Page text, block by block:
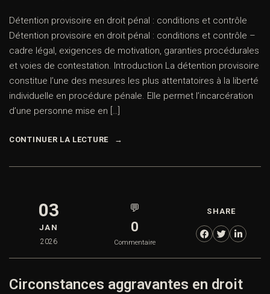
Détention provisoire en droit pénal : conditions et contrôle
Détention provisoire en droit pénal : conditions et contrôle –
cadre légal, exigences de motivation, garanties procédurales
et voies de contestation. Introduction La détention provisoire
constitue l’une des mesures les plus attentatoires à la liberté
individuelle en procédure pénale. Elle permet l’incarcération
d’une personne mise en […]
CONTINUER LA LECTURE
03
JAN
2026
💬
0
Commentaire
SHARE
Circonstances aggravantes en droit